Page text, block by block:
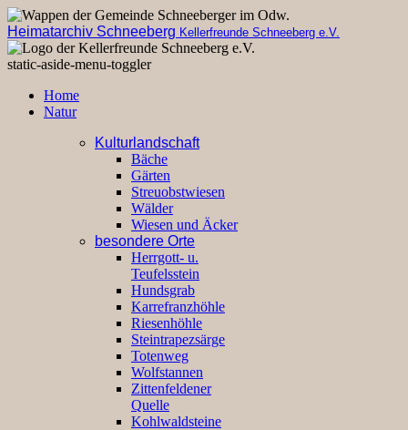
Heimatarchiv Schneeberg Kellerfreunde Schneeberg e.V.
static-aside-menu-toggler
Home
Natur
Kulturlandschaft
Bäche
Gärten
Streuobstwiesen
Wälder
Wiesen und Äcker
besondere Orte
Herrgott- u.
Teufelsstein
Hundsgrab
Karrefranzhöhle
Riesenhöhle
Steintrapezsärge
Totenweg
Wolfstannen
Zittenfeldener
Quelle
Kohlwaldsteine